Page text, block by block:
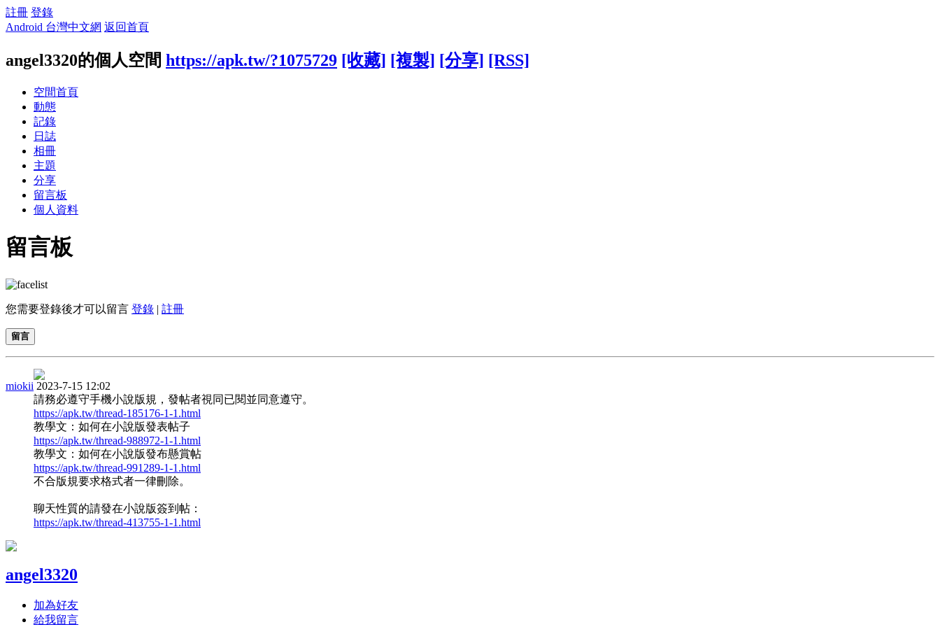
註冊 登錄
Android 台灣中文網 返回首頁
angel3320的個人空間 https://apk.tw/?1075729 [收藏] [複製] [分享] [RSS]
空間首頁
動態
記錄
日誌
相冊
主題
分享
留言板
個人資料
留言板
您需要登錄後才可以留言 登錄 | 註冊
留言
miokii 2023-7-15 12:02
請務必遵守手機小說版規，發帖者視同已閱並同意遵守。
https://apk.tw/thread-185176-1-1.html
教學文：如何在小說版發表帖子
https://apk.tw/thread-988972-1-1.html
教學文：如何在小說版發布懸賞帖
https://apk.tw/thread-991289-1-1.html
不合版規要求格式者一律刪除。
聊天性質的請發在小說版簽到帖：
https://apk.tw/thread-413755-1-1.html
angel3320
加為好友
給我留言